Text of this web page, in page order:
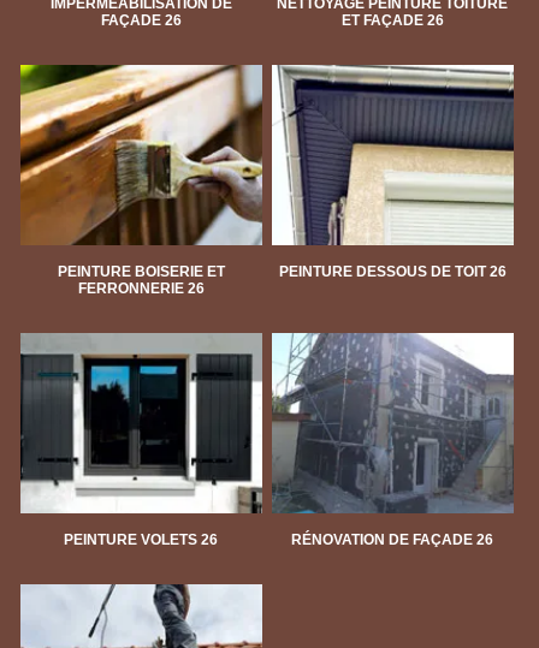
IMPERMÉABILISATION DE
FAÇADE 26
NETTOYAGE PEINTURE TOITURE
ET FAÇADE 26
PEINTURE BOISERIE ET
FERRONNERIE 26
PEINTURE DESSOUS DE TOIT 26
PEINTURE VOLETS 26 RÉNOVATION DE FAÇADE 26